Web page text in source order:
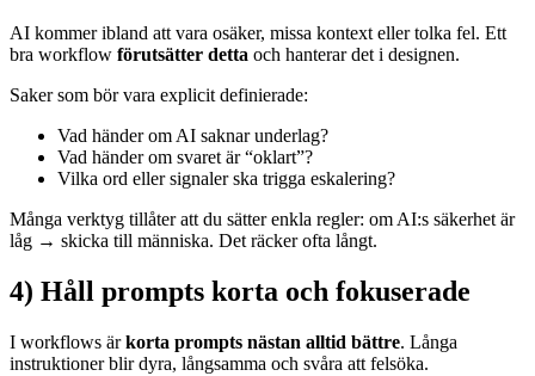
AI kommer ibland att vara osäker, missa kontext eller tolka fel. Ett
bra workflow förutsätter detta och hanterar det i designen.
Saker som bör vara explicit definierade:
Vad händer om AI saknar underlag?
Vad händer om svaret är “oklart”?
Vilka ord eller signaler ska trigga eskalering?
Många verktyg tillåter att du sätter enkla regler: om AI:s säkerhet är
låg → skicka till människa. Det räcker ofta långt.
4) Håll prompts korta och fokuserade
I workflows ärkorta prompts nästan alltid bättre. Långa
instruktioner blir dyra, långsamma och svåra att felsöka.